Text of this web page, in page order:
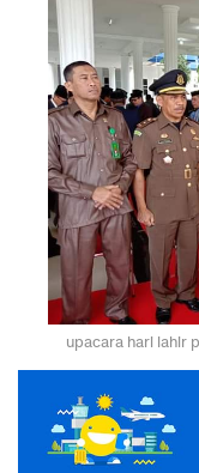
upacara hari lahir